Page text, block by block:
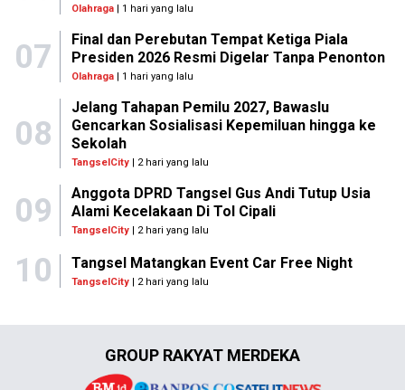
Olahraga| 1 hari yang lalu
07
Final dan Perebutan Tempat Ketiga Piala
Presiden 2026 Resmi Digelar Tanpa Penonton
Olahraga| 1 hari yang lalu
08
Jelang Tahapan Pemilu 2027, Bawaslu
Gencarkan Sosialisasi Kepemiluan hingga ke
Sekolah
TangselCity| 2 hari yang lalu
09
Anggota DPRD Tangsel Gus Andi Tutup Usia
Alami Kecelakaan Di Tol Cipali
TangselCity| 2 hari yang lalu
10 Tangsel Matangkan Event Car Free Night
TangselCity | 2 hari yang lalu
GROUP RAKYAT MERDEKA